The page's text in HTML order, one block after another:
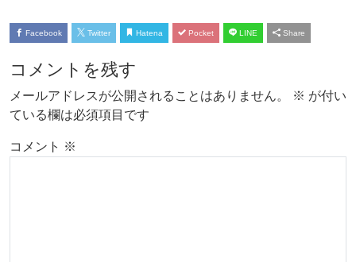
Facebook Twitter Hatena Pocket LINE Share
コメントを残す
メールアドレスが公開されることはありません。 ※ が付い
ている欄は必須項目です
コメント ※